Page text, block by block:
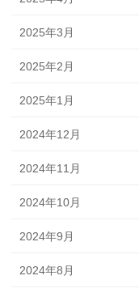
2025年3月
2025年2月
2025年1月
2024年12月
2024年11月
2024年10月
2024年9月
2024年8月